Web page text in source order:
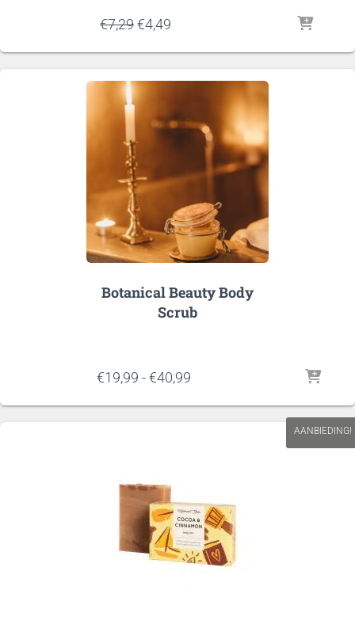
€7,29Oorspronkelijke
was:
€4,49
is:
Botanical Beauty Body
Scrub
€19,99 -€40,99
tot
AANBIEDING!